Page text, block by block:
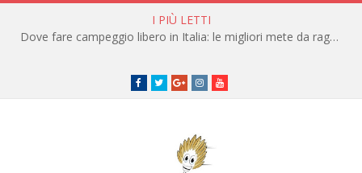
I PIÙ LETTI
Dove fare campeggio libero in Italia: le migliori mete da raggiungere in traghetto
Facebook
TwitterGoogle+instagramyoutube